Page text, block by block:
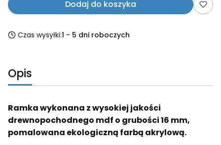
Dodaj do koszyka
Czas wysyłki:1 - 5 dni roboczych
Opis
Ramka wykonana z wysokiej jakości
drewnopochodnego mdf o grubości 16 mm,
pomalowana ekologiczną farbą akrylową.